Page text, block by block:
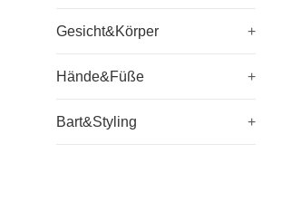
Gesicht&Körper +
Hände&Füße +
Bart&Styling +